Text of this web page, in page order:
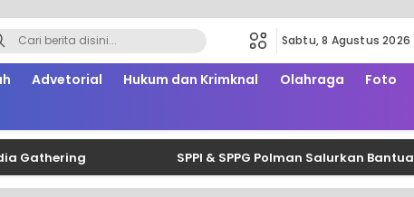
Sabtu, 8 Agustus 2026
Advetorial Hukum dan Krimknal Olahraga Foto
SPPI & SPPG Polman Salurkan Bantuan